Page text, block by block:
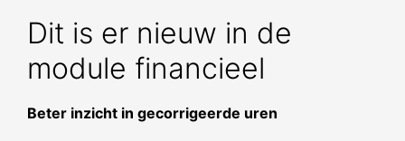
Dit is er nieuw in de
module financieel
Beter inzicht in gecorrigeerde uren